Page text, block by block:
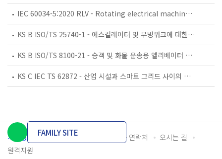
IEC 60034-5:2020 RLV - Rotating electrical machines - Part 5: Degrees of protection provided by the integral design of rotating electrical machines (IP code) - Classification
KS B ISO/TS 25740-1 - 에스컬레이터 및 무빙워크에 대한 안전요건 — 제1부: 세계공통 필수 안전요건(GESRs)
KS B ISO/TS 8100-21 - 승객 및 화물 운송용 엘리베이터 —제21부: 세계공통 필수안전요건(GESRs)을 충족하는 세계공통 안전 파라미터(GSPs)
KS C IEC TS 62872 - 산업 시설과 스마트 그리드 사이의 산업 공정 측정, 제어 및 자동화 시스템 인터페이스
개인정보처리방침 이용약관 담당자 연락처
오시는 길
원격지원
FAMILY SITE